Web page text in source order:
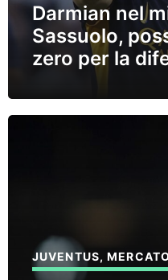
Darmian nel
Sassuolo,
zero per la
JUVENTUS,